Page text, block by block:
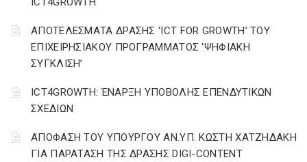
ΑΠΟΤΕΛΕΣΜΑΤΑ ΔΡΑΣΗΣ ‘ICT FOR GROWTH’ ΤΟΥ
ΕΠΙΧΕΙΡΗΣΙΑΚΟΥ ΠΡΟΓΡΑΜΜΑΤΟΣ ‘ΨΗΦΙΑΚΗ
ΣΥΓΚΛΙΣΗ’
ICT4GROWTH: ΈΝΑΡΞΗ ΥΠΟΒΟΛΗΣ ΕΠΕΝΔΥΤΙΚΩΝ
ΣΧΕΔΙΩΝ
ΑΠΟΦΑΣΗ ΤΟΥ ΥΠΟΥΡΓΟΥ ΑΝ.ΥΠ. ΚΩΣΤΗ ΧΑΤΖΗΔΑΚΗ
ΓΙΑ ΠΑΡΑΤΑΣΗ ΤΗΣ ΔΡΑΣΗΣ DIGI-CONTENT